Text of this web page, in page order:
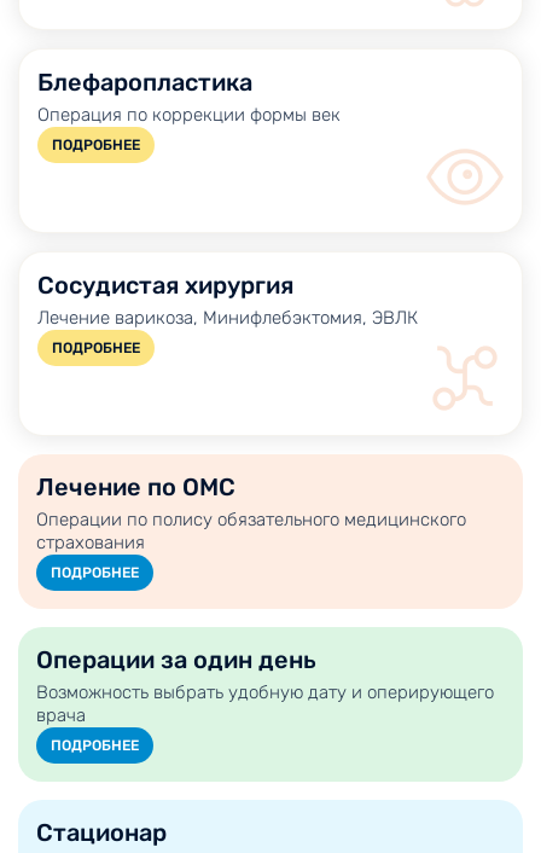
Блефаропластика
Операция по коррекции формы век
ПОДРОБНЕЕ
Сосудистая хирургия
Лечение варикоза, Минифлебэктомия, ЭВЛК
ПОДРОБНЕЕ
Лечение по ОМС
Операции по полису обязательного медицинского
страхования
ПОДРОБНЕЕ
Операции за один день
Возможность выбрать удобную дату и оперирующего
врача
ПОДРОБНЕЕ
Стационар